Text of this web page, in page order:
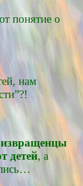
понятие о
нам
извращенцы
детей, а